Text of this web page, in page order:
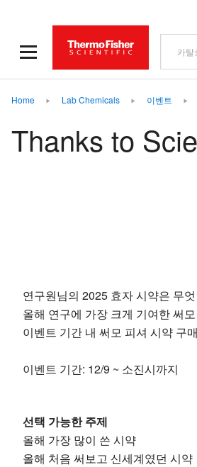
Home Lab Chemicals 이벤트
Thanks to
연구원님의 2025 효자 시약은 무
올해 연구에 가장 크게 기여한 써
이벤트 기간 내 써모 피셔 시약 구
이벤트 기간: 12/9 ~ 소진시까지
선택 가능한 주제
올해 가장 많이 쓴 시약
올해 처음 써보고 신세계였던 시약